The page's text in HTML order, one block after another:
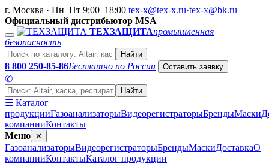
г. Москва · Пн–Пт 9:00–18:00 tex-x@tex-x.ru·tex-x@bk.ru
Официальный дистрибьютор MSA
ТЕХЗАЩИТАпромышленная
безопасность
Найти
8 800 250-85-86Бесплатно по России Оставить заявку
✆
Найти
☰ Каталог
продукцииГазоанализаторыВидеорегистраторыБрендыМаски
компанииКонтакты
Меню ✕
ГазоанализаторыВидеорегистраторыБрендыМаскиДоставкаО
компанииКонтактыКаталог продукции